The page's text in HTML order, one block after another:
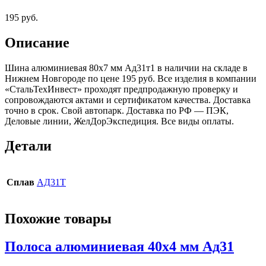
195 руб.
Описание
Шина алюминиевая 80х7 мм Ад31т1 в наличии на складе в
Нижнем Новгороде по цене 195 руб. Все изделия в компании
«СтальТехИнвест» проходят предпродажную проверку и
сопровождаются актами и сертификатом качества. Доставка
точно в срок. Свой автопарк. Доставка по РФ — ПЭК,
Деловые линии, ЖелДорЭкспедиция. Все виды оплаты.
Детали
Сплав АД31Т
Похожие товары
Полоса алюминиевая 40х4 мм Ад31